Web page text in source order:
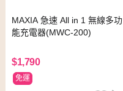
MAXIA 急速 All in 1 無線多功
能充電器(MWC-200)
$1,790
免運